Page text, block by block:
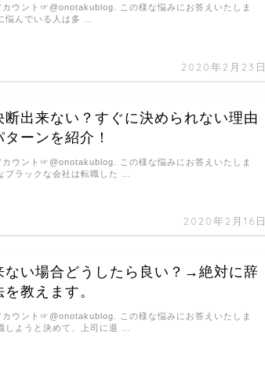
2020年2月23日
カウント☞@onotakublog. この様な悩みにお答えいたしま
悩んでいる人は多 …
断出来ない？すぐに決められない理由
ターンを紹介！
2020年2月16日
カウント☞@onotakublog. この様な悩みにお答えいたしま
ブラックな会社は転職した …
ない場合どうしたら良い？→絶対に辞
教えます。
カウント☞@onotakublog. この様な悩みにお答えいたしま
しようと決めて、上司に退 …